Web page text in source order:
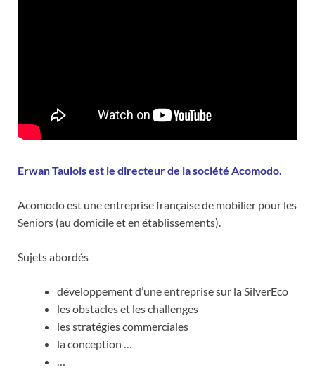
Erwan Taulois est le directeur de la société Acomodo.
Acomodo est une entreprise française de mobilier pour les
Seniors (au domicile et en établissements).
Sujets abordés
développement d’une entreprise sur la SilverEco
les obstacles et les challenges
les stratégies commerciales
la conception …
…